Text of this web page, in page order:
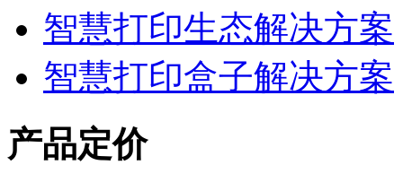
智慧打印生态解决方案
智慧打印盒子解决方案
产品定价